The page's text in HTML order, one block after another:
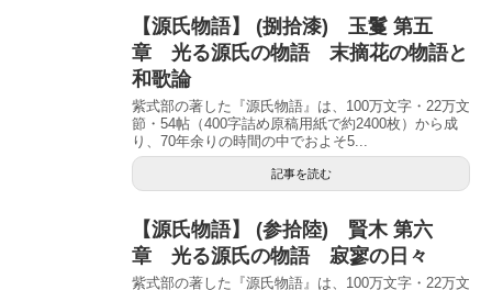
【源氏物語】 (捌拾漆) 玉鬘 第五
章 光る源氏の物語 末摘花の物語と
和歌論
紫式部の著した『源氏物語』は、100万文字・22万文
節・54帖（400字詰め原稿用紙で約2400枚）から成
り、70年余りの時間の中でおよそ5...
記事を読む
【源氏物語】 (参拾陸) 賢木 第六
章 光る源氏の物語 寂寥の日々
紫式部の著した『源氏物語』は、100万文字・22万文